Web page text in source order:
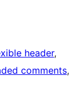
header
comments